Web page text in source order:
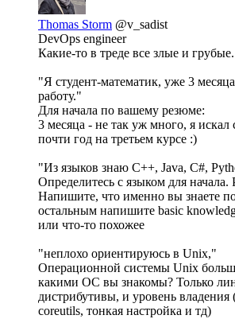
Thomas Storm @v_sadist
DevOps engineer
Какие-то в треде все злые и грубые.
"Я студент-математик, уже 3
работу."
Для начала по вашему резюме:
3 месяца - не так уж много, я
почти год на третьем курсе :)
"Из языков знаю C++, Java, C#,
Определитесь с языком для
Напишите, что именно вы знаете
остальным напишите basic
или что-то похожее
"неплохо ориентируюсь в Unix,"
Операционной системы Unix
какими ОС вы знакомы? Только
дистрибутивы, и уровень владения
coreutils, тонкая настройка и тд)